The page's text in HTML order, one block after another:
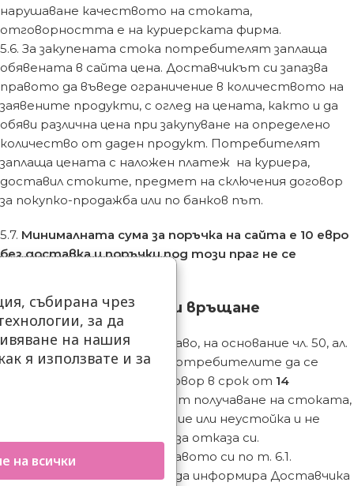
нарушаване качеството на стоката,
отговорността е на куриерската фирма.
5.6. За закупената стока потребителят заплаща
обявената в сайта цена. Доставчикът си запазва
правото да въведе ограничение в количеството на
заявените продукти, с оглед на цената, както и да
обяви различна цена при закупуване на определено
количество от даден продукт. Потребителят
заплаща цената с наложен платеж на куриера,
доставил стоките, предмет на сключения договор
за покупко-продажба или по банков път.
5.7. Минималната сума за поръчка на сайта е 10 евро
без доставка и поръчки под този праг не се
6. Отказ от договор и връщане
6.1. Потребителят има право, на основание чл. 50, ал.
1 от Закона за защита на потребителите да се
откаже от сключения договор в срок от 14
, считано от получаване на стоката,
като не дължи обезщетение или неустойка и не
следва да посочва причина за отказа си.
6.2. При упражняване на правото си по т. 6.1.
Потребителят е длъжен да информира Доставчика
събирана чрез
за да
на нашия
я използвате и за
на всички